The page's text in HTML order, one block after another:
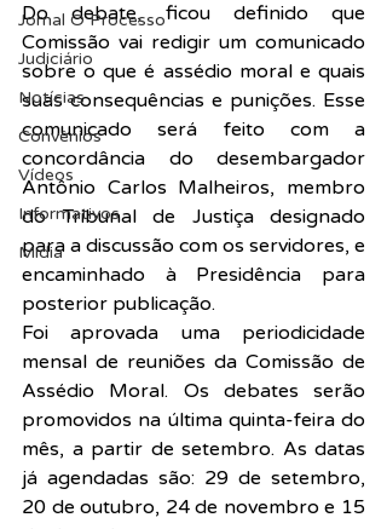
Jornal O Processo
Judiciário
Notícias
Convênios
Vídeos
Informativos
Midia
Do debate, ficou definido que
Comissão vai redigir um comunicado
sobre o que é assédio moral e quais
suas consequências e punições. Esse
comunicado será feito com a
concordância do desembargador
Antônio Carlos Malheiros, membro
do Tribunal de Justiça designado
para a discussão com os servidores, e
encaminhado à Presidência para
posterior publicação.
Foi aprovada uma periodicidade
mensal de reuniões da Comissão de
Assédio Moral. Os debates serão
promovidos na última quinta-feira do
mês, a partir de setembro. As datas
já agendadas são: 29 de setembro,
20 de outubro, 24 de novembro e 15